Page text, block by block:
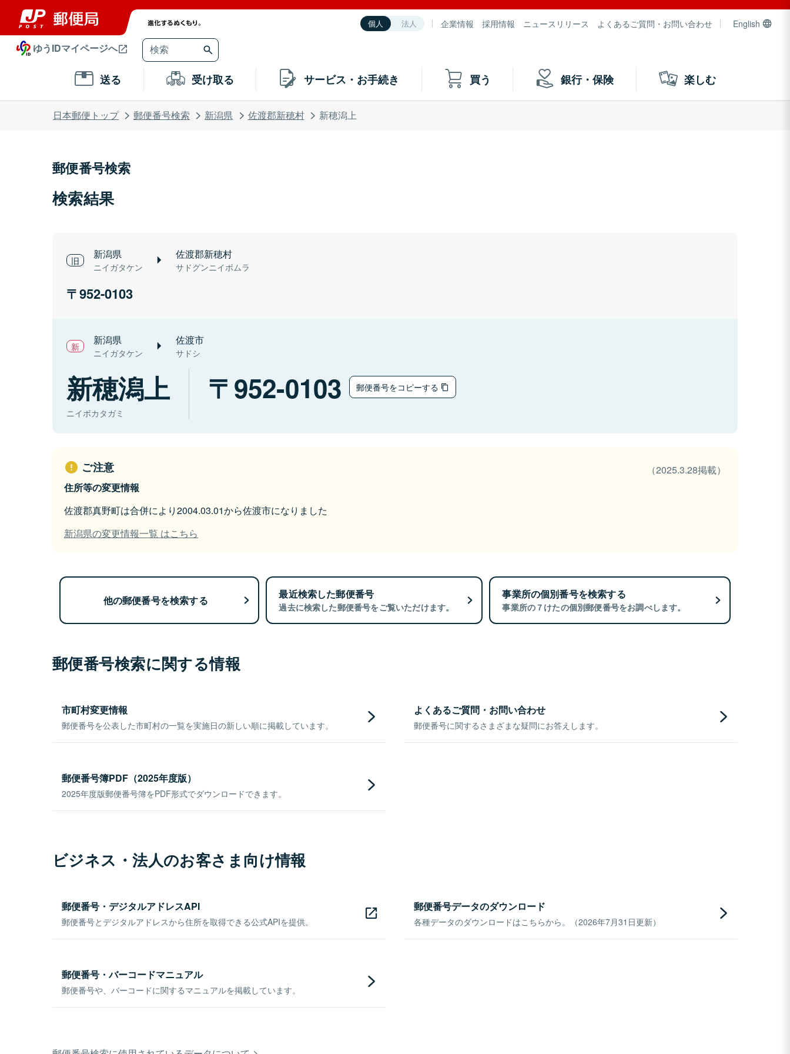
個人 法人 企業情報 採用情報 ニュースリリース よくあるご質問・お問い合わせ English
ゆうIDマイページへ
送る 受け取る サービス・お手続き 買う 銀行・保険 楽しむ
日本郵便トップ 郵便番号検索 新潟県 佐渡郡新穂村 新穂潟上
郵便番号検索
検索結果
新潟県
ニイガタケン
佐渡郡新穂村
サドグンニイボムラ
952-0103
新潟県
ニイガタケン
佐渡市
サドシ
新穂潟上
ニイボカタガミ
952-0103 郵便番号をコピーする
ご注意
（2025.3.28掲載）
住所等の変更情報
佐渡郡真野町は合併により2004.03.01から佐渡市になりました
新潟県の変更情報一覧 はこちら
他の郵便番号を検索する 最近検索した郵便番号
過去に検索した郵便番号をご覧いただけます。
事業所の個別番号を検索する
事業所の７けたの個別郵便番号をお調べします。
郵便番号検索に関する情報
市町村変更情報
郵便番号を公表した市町村の一覧を実施日の新しい順に掲載しています。
よくあるご質問・お問い合わせ
郵便番号に関するさまざまな疑問にお答えします。
郵便番号簿PDF（2025年度版）
2025年度版郵便番号簿をPDF形式でダウンロードできます。
ビジネス・法人のお客さま向け情報
郵便番号・デジタルアドレスAPI
郵便番号とデジタルアドレスから住所を取得できる公式APIを提供。
郵便番号データのダウンロード
各種データのダウンロードはこちらから。（2026年7月31日更新）
郵便番号・バーコードマニュアル
郵便番号や、バーコードに関するマニュアルを掲載しています。